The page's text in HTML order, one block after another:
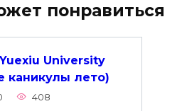
понравиться
University
каникулы лето)
408